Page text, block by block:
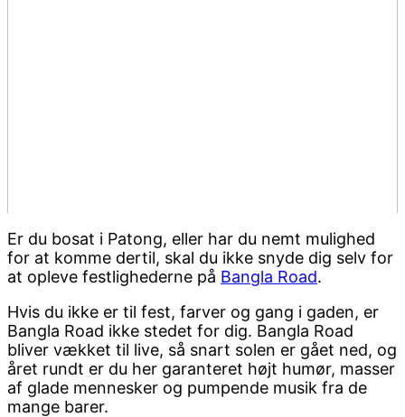
Er du bosat i Patong, eller har du nemt mulighed
for at komme dertil, skal du ikke snyde dig selv for
at opleve festlighederne på Bangla Road.
Hvis du ikke er til fest, farver og gang i gaden, er
Bangla Road ikke stedet for dig. Bangla Road
bliver vækket til live, så snart solen er gået ned, og
året rundt er du her garanteret højt humør, masser
af glade mennesker og pumpende musik fra de
mange barer.